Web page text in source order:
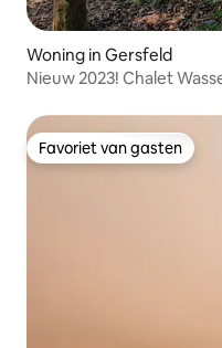
Woning in Gersfeld
Nieuw 2023! Chalet
Favoriet van gasten
Favoriet van gasten